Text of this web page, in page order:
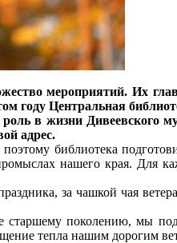
мероприятий. Их
году Центральная
в жизни Дивеевского
адрес.
библиотека
нашего края. Для
за чашкой чая
поколению, мы
тепла нашим дорогим